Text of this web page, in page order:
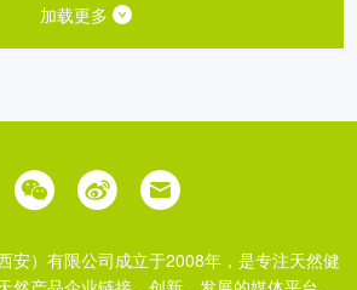
加载更多
安）有限公司成立于2008年，是专注天然健